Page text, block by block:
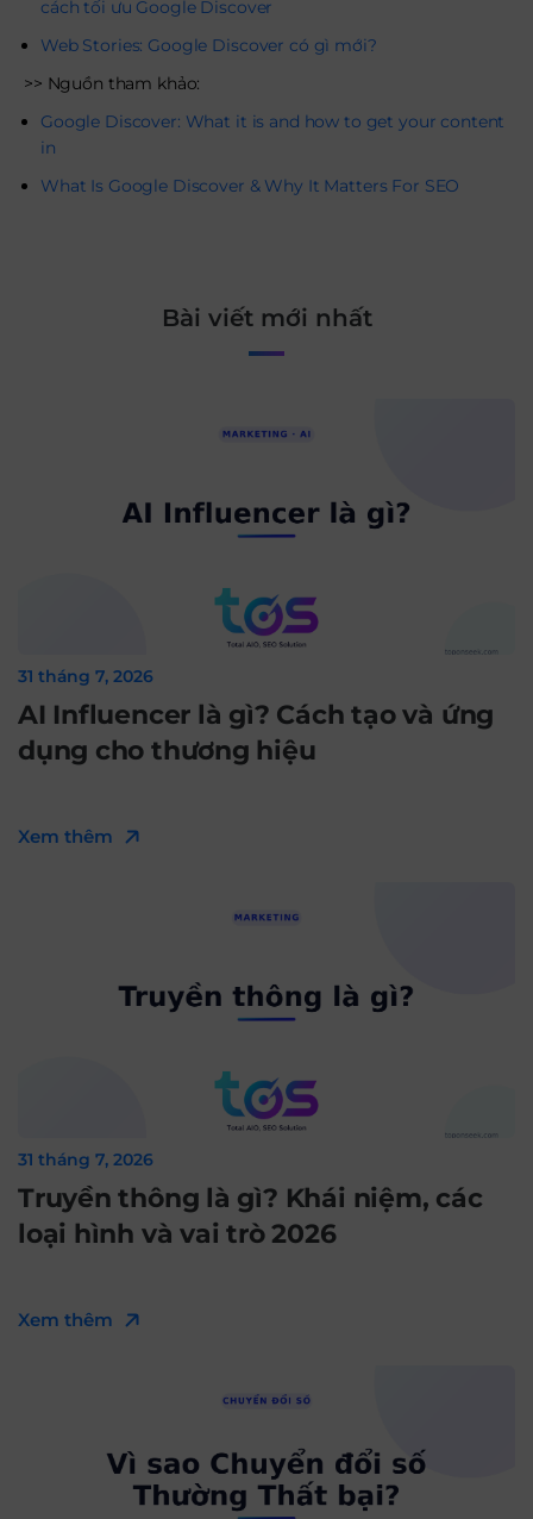
cách tối ưu Google Discover
Web Stories: Google Discover có gì mới?
>> Nguồn tham khảo:
Google Discover: What it is and how to get your content
in
What Is Google Discover & Why It Matters For SEO
Bài viết mới nhất
31 tháng 7, 2026
AI Influencer là gì? Cách tạo và ứng
dụng cho thương hiệu
Xem thêm
31 tháng 7, 2026
Truyền thông là gì? Khái niệm, các
loại hình và vai trò 2026
Xem thêm